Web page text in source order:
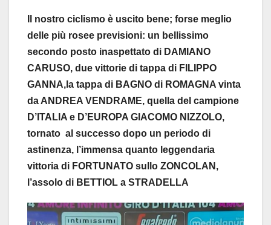
Il nostro ciclismo è uscito bene; forse meglio
delle più rosee previsioni: un bellissimo
secondo posto inaspettato di DAMIANO
CARUSO, due vittorie di tappa di FILIPPO
GANNA,la tappa di BAGNO di ROMAGNA vinta
da ANDREA VENDRAME, quella del campione
D’ITALIA e D’EUROPA GIACOMO NIZZOLO,
tornato al successo dopo un periodo di
astinenza, l’immensa quanto leggendaria
vittoria di FORTUNATO sullo ZONCOLAN,
l’assolo di BETTIOL a STRADELLA